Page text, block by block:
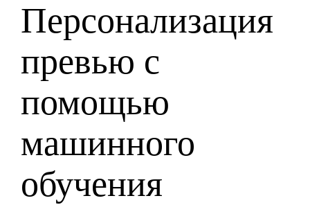
Персонализация
превью с
помощью
машинного
обучения